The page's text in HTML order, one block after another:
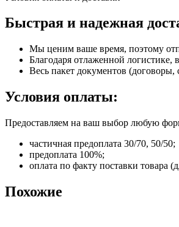
Быстрая и надежная
Мы ценим ваше время, поэтому
Благодаря отлаженной логистике,
Весь пакет документов
Условия оплаты:
Предоставляем на ваш выбор любую
частичная предоплата 30/70, 50/50;
предоплата 100%;
оплата по факту поставки товара
Похожие